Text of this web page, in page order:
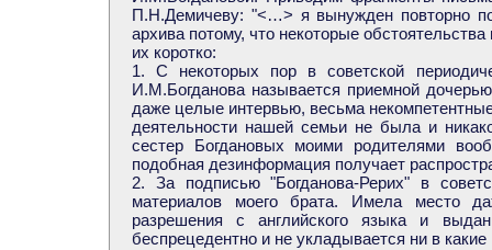
П.Н.Демичеву: "<…> я вынужден повторно
архива потому, что некоторые
их коротко:
1. С некоторых пор в советской
И.М.Богданова называется приемной
даже целые интервью, весьма
деятельности нашей семьи не была и
сестер Богдановых моими родителями
подобная дезинформация получает
2. За подписью "Богданова-Рерих" в
материалов моего брата. Имела место
разрешения с английского языка и
беспрецедентно и не укладывается ни в